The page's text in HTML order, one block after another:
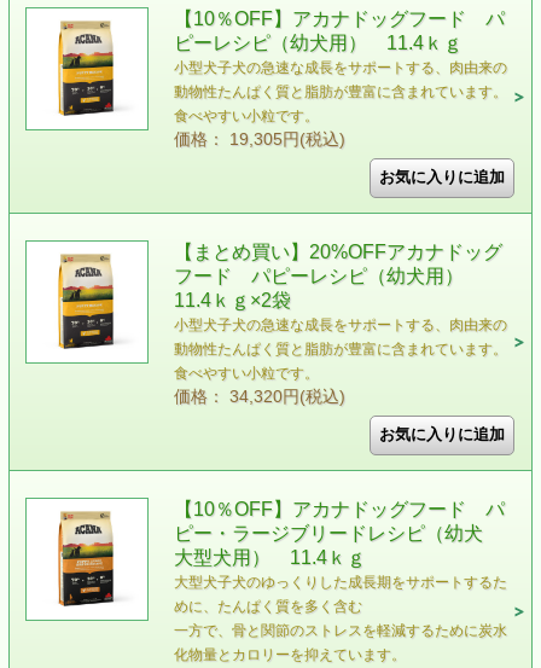
【10％OFF】アカナドッグフード パ
ピーレシピ（幼犬用） 11.4ｋｇ
小型犬子犬の急速な成長をサポートする、肉由来の
動物性たんぱく質と脂肪が豊富に含まれています。
食べやすい小粒です。
価格： 19,305円(税込)
【まとめ買い】20%OFFアカナドッグ
フード パピーレシピ（幼犬用）
11.4ｋｇ×2袋
小型犬子犬の急速な成長をサポートする、肉由来の
動物性たんぱく質と脂肪が豊富に含まれています。
食べやすい小粒です。
価格： 34,320円(税込)
【10％OFF】アカナドッグフード パ
ピー・ラージブリードレシピ（幼犬
大型犬用） 11.4ｋｇ
大型犬子犬のゆっくりした成長期をサポートするた
めに、たんぱく質を多く含む
一方で、骨と関節のストレスを軽減するために炭水
化物量とカロリーを抑えています。